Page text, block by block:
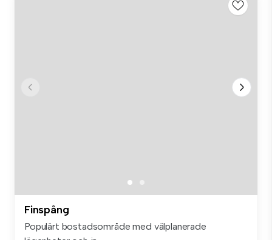
Finspång
Populärt bostadsområde med välplanerade